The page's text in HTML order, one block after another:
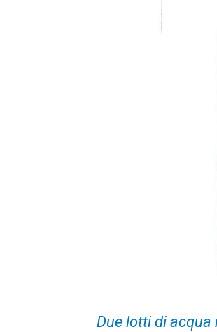
Due lotti di